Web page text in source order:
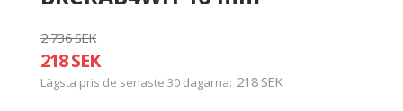
2 736 SEK
218 SEK
Lägsta pris de senaste 30 dagarna 218 SEK